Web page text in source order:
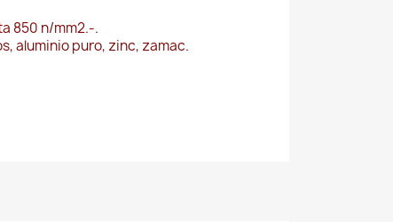
850 n/mm2.-.
aluminio puro, zinc, zamac.